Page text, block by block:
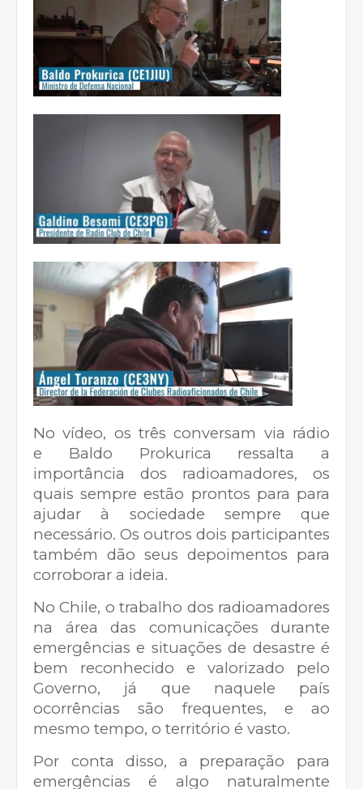
No vídeo, os três conversam via rádio
e Baldo Prokurica ressalta a
importância dos radioamadores, os
quais sempre estão prontos para para
ajudar à sociedade sempre que
necessário. Os outros dois participantes
também dão seus depoimentos para
corroborar a ideia.
No Chile, o trabalho dos radioamadores
na área das comunicações durante
emergências e situações de desastre é
bem reconhecido e valorizado pelo
Governo, já que naquele país
ocorrências são frequentes, e ao
mesmo tempo, o território é vasto.
Por conta disso, a preparação para
emergências é algo naturalmente